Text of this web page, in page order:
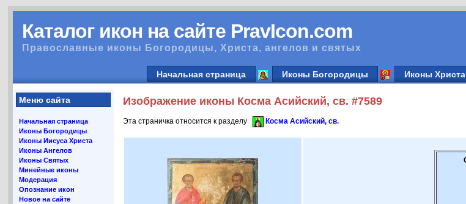
Каталог икон на сайте PravIcon.com
Православные иконы Богородицы, Христа, ангелов и святых
Начальная страница Иконы Богородицы Иконы Христа
Меню сайта
Начальная страница
Иконы Богородицы
Иконы Иисуса Христа
Иконы Ангелов
Иконы Святых
Минейные иконы
Модерация
Опознание икон
Новое на сайте
Изображение иконы Косма Асийский, св. #7589
Эта страничка относится к разделу Косма Асийский, св.